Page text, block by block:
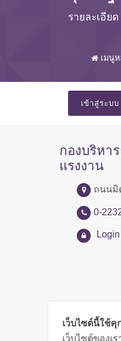
รายละเอียด
เมนู
เข้าสู่ระบบ
กองบริหา
แรงงาน
ถนนมิ
0-
Login
เว็บไซต์นี้ใช้คุ
เว็บไซต์ของ